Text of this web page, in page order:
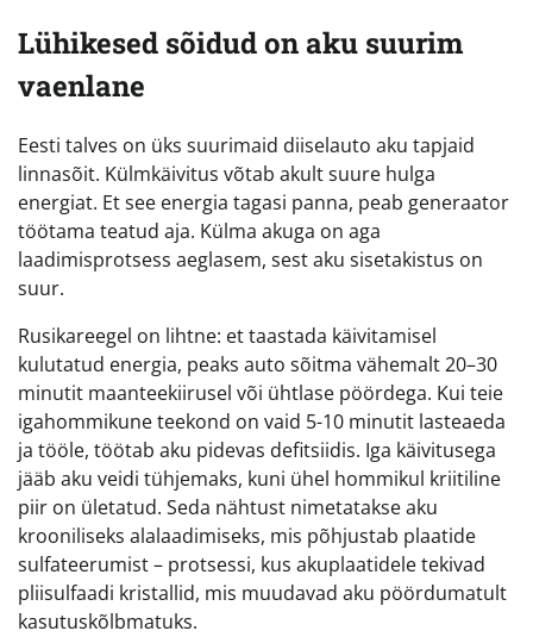
Lühikesed sõidud on aku suurim
vaenlane
Eesti talves on üks suurimaid diiselauto aku tapjaid
linnasõit. Külmkäivitus võtab akult suure hulga
energiat. Et see energia tagasi panna, peab generaator
töötama teatud aja. Külma akuga on aga
laadimisprotsess aeglasem, sest aku sisetakistus on
suur.
Rusikareegel on lihtne: et taastada käivitamisel
kulutatud energia, peaks auto sõitma vähemalt 20–30
minutit maanteekiirusel või ühtlase pöördega. Kui teie
igahommikune teekond on vaid 5-10 minutit lasteaeda
ja tööle, töötab aku pidevas defitsiidis. Iga käivitusega
jääb aku veidi tühjemaks, kuni ühel hommikul kriitiline
piir on ületatud. Seda nähtust nimetatakse aku
krooniliseks alalaadimiseks, mis põhjustab plaatide
sulfateerumist – protsessi, kus akuplaatidele tekivad
pliisulfaadi kristallid, mis muudavad aku pöördumatult
kasutuskõlbmatuks.